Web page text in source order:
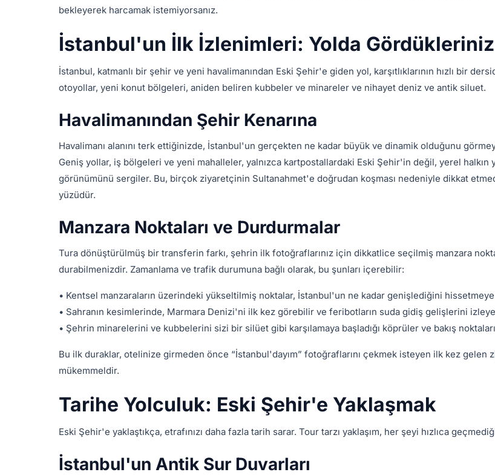
bekleyerek harcamak istemiyorsanız.
İstanbul'un İlk İzlenimleri: Yolda Gördükleriniz
İstanbul, katmanlı bir şehir ve yeni havalimanından Eski Şehir'e giden yol, karşıtlıklarının hızlı bir
otoyollar, yeni konut bölgeleri, aniden beliren kubbeler ve minareler ve nihayet deniz ve antik siluet.
Havalimanından Şehir Kenarına
Havalimanı alanını terk ettiğinizde, İstanbul'un gerçekten ne kadar büyük ve dinamik olduğunu
Geniş yollar, iş bölgeleri ve yeni mahalleler, yalnızca kartpostallardaki Eski Şehir'in değil, yerel halkın
görünümünü sergiler. Bu, birçok ziyaretçinin Sultanahmet'e doğrudan koşması nedeniyle dikkat
yüzüdür.
Manzara Noktaları ve Durdurmalar
Tura dönüştürülmüş bir transferin farkı, şehrin ilk fotoğraflarınız için dikkatlice seçilmiş manzara
durabilmenizdir. Zamanlama ve trafik durumuna bağlı olarak, bu şunları içerebilir:
• Kentsel manzaraların üzerindeki yükseltilmiş noktalar, İstanbul'un ne kadar genişlediğini hissetmeye
• Sahranın kesimlerinde, Marmara Denizi'ni ilk kez görebilir ve feribotların suda gidiş gelişlerini
• Şehrin minarelerini ve kubbelerini sizi bir silüet gibi karşılamaya başladığı köprüler ve bakış noktaları
Bu ilk duraklar, otelinize girmeden önce “İstanbul'dayım” fotoğraflarını çekmek isteyen ilk kez gelen
mükemmeldir.
Tarihe Yolculuk: Eski Şehir'e Yaklaşmak
Eski Şehir'e yaklaştıkça, etrafınızı daha fazla tarih sarar. Tour tarzı yaklaşım, her şeyi hızlıca
İstanbul'un Antik Sur Duvarları